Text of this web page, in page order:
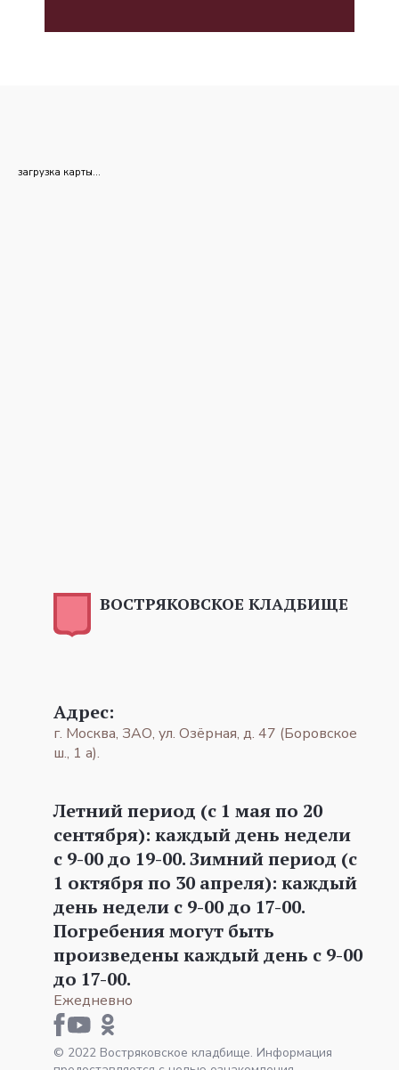
загрузка карты...
ВОСТРЯКОВСКОЕ КЛАДБИЩЕ
Адрес:
г. Москва, ЗАО, ул. Озёрная, д. 47 (Боровское
ш., 1 а).
Летний период (с 1 мая по 20
сентября): каждый день недели
с 9-00 до 19-00. Зимний период (с
1 октября по 30 апреля): каждый
день недели с 9-00 до 17-00.
Погребения могут быть
произведены каждый день с 9-00
до 17-00.
Ежедневно
© 2022 Востряковское кладбище. Информация